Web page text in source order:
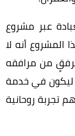
عبر مشروع
المشروع أنه لا
من مرافقه
ليكون في خدمة
تجربة روحانية